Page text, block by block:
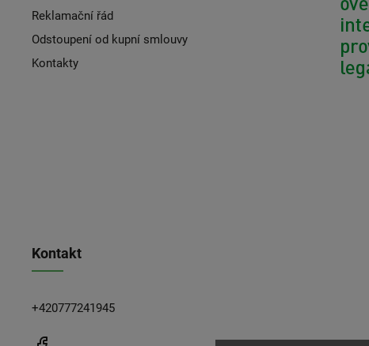
Reklamační řád
Odstoupení od kupní smlouvy
Kontakty
Kontakt
+420777241945